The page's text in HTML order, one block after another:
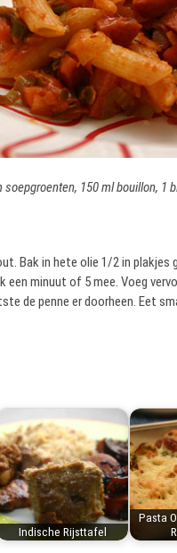
150 ml bouillon,
Bak in hete olie 1/2 in
minuut of 5 mee. Voeg
de penne er doorheen. Eet
Indische Rijsttafel
Pasta